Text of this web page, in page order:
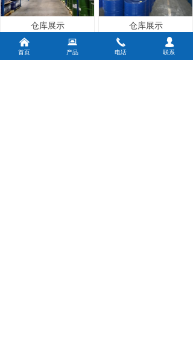
仓库展示 仓库展示
낀
首页
뀵
产品
끅
电话
넙
联系